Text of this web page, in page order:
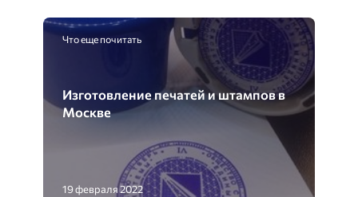
Что еще почитать
Изготовление печатей и штампов в
Москве
19 февраля 2022